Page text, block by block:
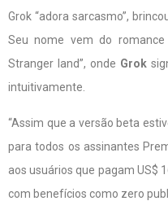
Grok “adora sarcasmo”,
Seu nome vem do
Stranger land”, onde Grok
intuitivamente.
“Assim que a versão beta
para todos os assinantes
aos usuários que pagam US$
com benefícios como zero